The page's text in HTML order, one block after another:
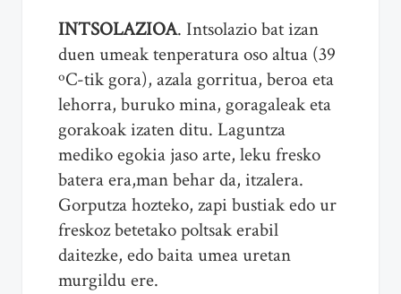
INTSOLAZIOA. Intsolazio bat izan
duen umeak tenperatura oso altua (39
ºC-tik gora), azala gorritua, beroa eta
lehorra, buruko mina, goragaleak eta
gorakoak izaten ditu. Laguntza
mediko egokia jaso arte, leku fresko
batera era,man behar da, itzalera.
Gorputza hozteko, zapi bustiak edo ur
freskoz betetako poltsak erabil
daitezke, edo baita umea uretan
murgildu ere.